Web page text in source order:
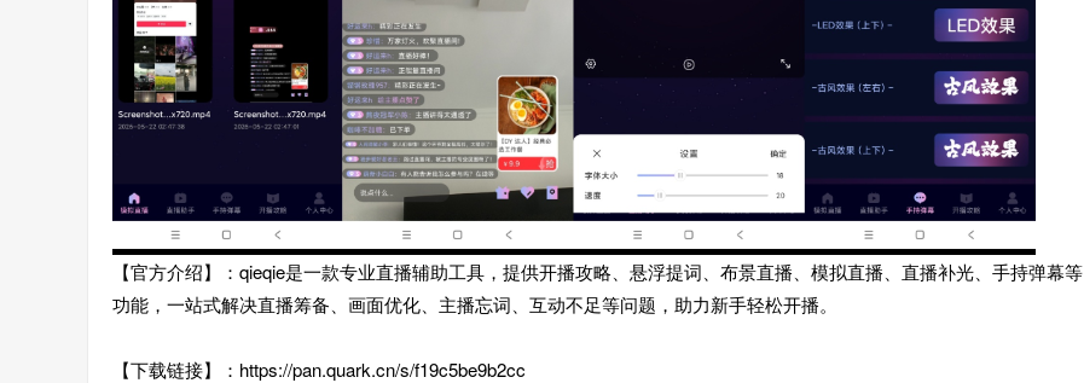
【官方介绍】：qieqie是一款专业直播辅助工具，提供开播攻略、悬浮提词、布景直播、模拟直播、直播补光、手持弹幕等
功能，一站式解决直播筹备、画面优化、主播忘词、互动不足等问题，助力新手轻松开播。
【下载链接】：https://pan.quark.cn/s/f19c5be9b2cc